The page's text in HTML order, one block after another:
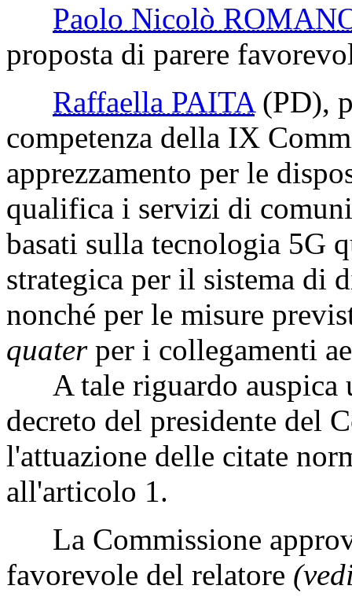
Paolo Nicolò
proposta di parere
Raffaella PAITA (PD),
competenza della IX
apprezzamento per le
qualifica i servizi di
basati sulla tecnologia 5G
strategica per il sistema di
nonché per le misure
quaterper i collegamenti
A tale riguardo auspica
decreto del presidente del
l'attuazione delle citate
all'articolo 1.
La Commissione
favorevole del relatore